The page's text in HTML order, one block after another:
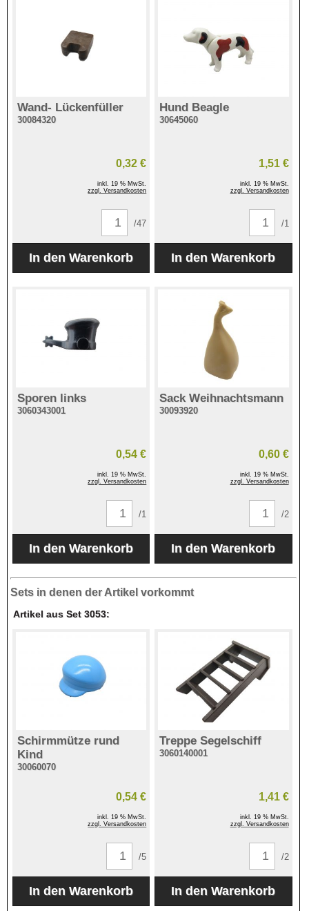
Wand- Lückenfüller
30084320
0,32 €
inkl. 19 % MwSt.
zzgl. Versandkosten
/47
Hund Beagle
30645060
1,51 €
inkl. 19 % MwSt.
zzgl. Versandkosten
/1
Sporen links
3060343001
0,54 €
inkl. 19 % MwSt.
zzgl. Versandkosten
/1
Sack Weihnachtsmann
30093920
0,60 €
inkl. 19 % MwSt.
zzgl. Versandkosten
/2
Sets in denen der Artikel vorkommt
Artikel aus Set 3053:
Schirmmütze rund
Kind
30060070
0,54 €
inkl. 19 % MwSt.
zzgl. Versandkosten
/5
Treppe Segelschiff
3060140001
1,41 €
inkl. 19 % MwSt.
zzgl. Versandkosten
/2